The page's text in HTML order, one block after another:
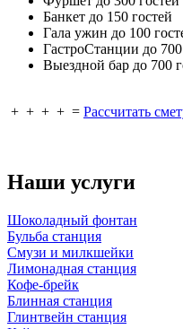
Банкет до 150 гостей
Гала ужин до 100
ГастроСтанции до 700
Выездной бар до 700
+ + + + = Рассчитать
Наши услуги
Шоколадный фонтан
Бульба станция
Смузи и милкшейки
Лимонадная станция
Кофе-брейк
Блинная станция
Глинтвейн станция